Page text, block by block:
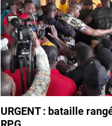
URGENT : bataille